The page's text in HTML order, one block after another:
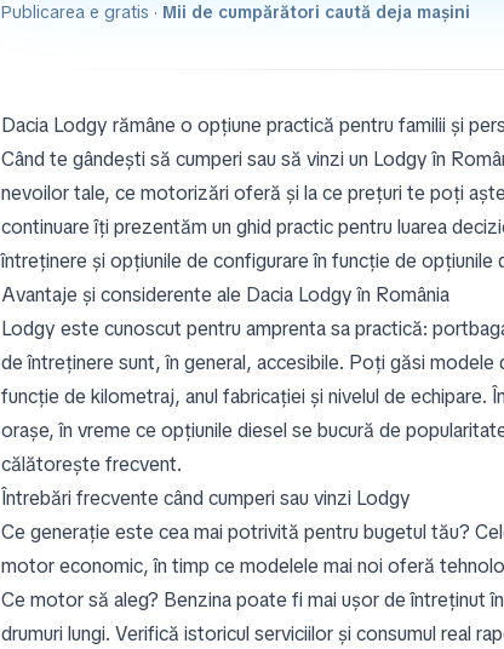
Publicarea e gratis · Mii de cumpărători caută deja mașini
Dacia Lodgy rămâne o opțiune practică pentru familii și
Când te gândești să cumperi sau să vinzi un Lodgy în
nevoilor tale, ce motorizări oferă și la ce prețuri te poți
continuare îți prezentăm un ghid practic pentru luarea
întreținere și opțiunile de configurare în funcție de opțiunile
Avantaje și considerente ale Dacia Lodgy în România
Lodgy este cunoscut pentru amprenta sa practică:
de întreținere sunt, în general, accesibile. Poți găsi modele
funcție de kilometraj, anul fabricației și nivelul de echipare.
orașe, în vreme ce opțiunile diesel se bucură de
călătorește frecvent.
Întrebări frecvente când cumperi sau vinzi Lodgy
Ce generație este cea mai potrivită pentru bugetul tău?
motor economic, în timp ce modelele mai noi oferă
Ce motor să aleg? Benzina poate fi mai ușor de întreținut
drumuri lungi. Verifică istoricul serviciilor și consumul real